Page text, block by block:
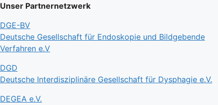
Unser Partnernetzwerk
DGE-BV
Deutsche Gesellschaft für Endoskopie und Bildgebende
Verfahren e.V
DGD
Deutsche Interdisziplinäre Gesellschaft für Dysphagie e.V.
DEGEA e.V.